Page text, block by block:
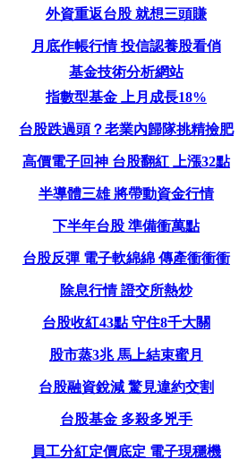
外資重返台股 就想三頭賺
月底作帳行情 投信認養股看俏
基金技術分析網站
指數型基金 上月成長18%
台股跌過頭？老業內歸隊挑精撿肥
高價電子回神 台股翻紅 上漲32點
半導體三雄 將帶動資金行情
下半年台股 準備衝萬點
台股反彈 電子軟綿綿 傳產衝衝衝
除息行情 證交所熱炒
台股收紅43點 守住8千大關
股市蒸3兆 馬上結束蜜月
台股融資銳減 驚見違約交割
台股基金 多殺多兇手
員工分紅定價底定 電子現穩機